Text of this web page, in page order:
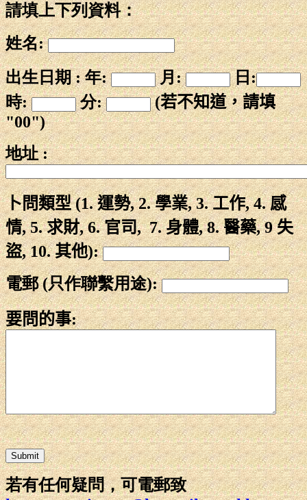
請填上下列資料：
姓名:
出生日期 : 年:
月:
日:
時:
分:
(若不知道，請填
"00")
地址 :
卜問類型 (1. 運勢, 2. 學業, 3. 工作, 4. 感
情, 5. 求財, 6. 官司,7. 身體,8. 醫藥,9失
盜, 10.其他):
電郵 (只作聯繫用途):
要問的事:
若有任何疑問，可電郵致